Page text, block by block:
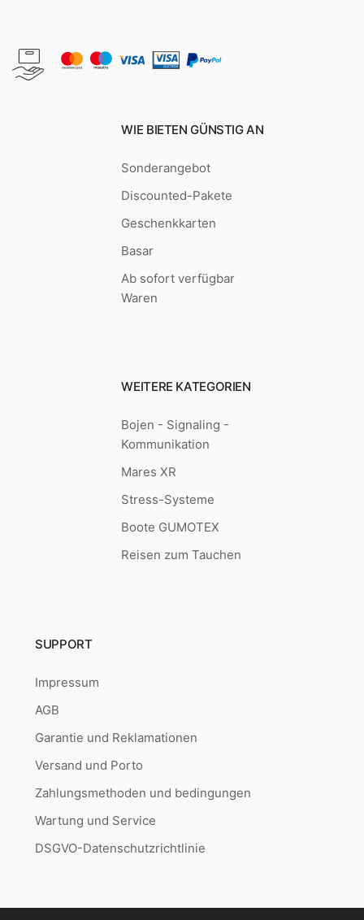
WIE BIETEN GÜNSTIG AN
Sonderangebot
Discounted-Pakete
Geschenkkarten
Basar
Ab sofort verfügbar
Waren
WEITERE KATEGORIEN
Bojen - Signaling -
Kommunikation
Mares XR
Stress-Systeme
Boote GUMOTEX
Reisen zum Tauchen
SUPPORT
Impressum
AGB
Garantie und Reklamationen
Versand und Porto
Zahlungsmethoden und bedingungen
Wartung und Service
DSGVO-Datenschutzrichtlinie